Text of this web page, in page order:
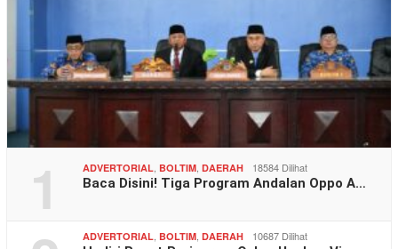
1 ADVERTORIAL BOLTIM DAERAH 18584 Dilihat
Baca Disini! Tiga Program Andalan Oppo A…
ADVERTORIAL BOLTIM DAERAH 10687 Dilihat